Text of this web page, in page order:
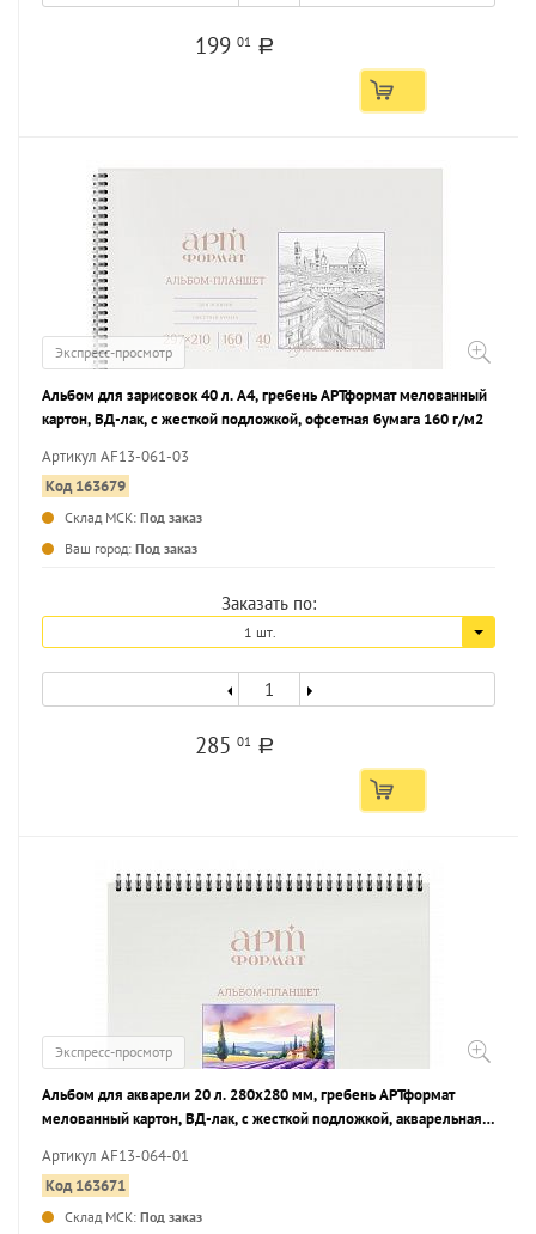
19901 a
Экспресс-просмотр
Альбом для зарисовок 40 л. А4, гребень АРТформат мелованный
картон, ВД-лак, с жесткой подложкой, офсетная бумага 160 г/м2
Артикул AF13-061-03
Код 163679
Склад МСК: Под заказ
Ваш город: Под заказ
Заказать по:
1 шт.
28501 a
Экспресс-просмотр
Альбом для акварели 20 л. 280х280 мм, гребень АРТформат
мелованный картон, ВД-лак, с жесткой подложкой, акварельная
Артикул AF13-064-01
Код 163671
Склад МСК: Под заказ